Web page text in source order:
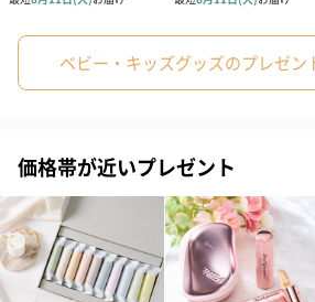
ゼリーバウム カット
（レモン＆紅茶）（432
円）
麦わらパンダバ
（バナナ味）（
ベビー・キッズグッズのプレゼン
価格帯が近いプレゼント